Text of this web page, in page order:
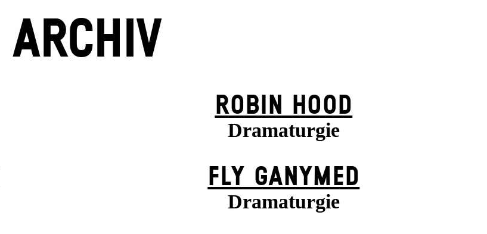
ARCHIV
ROBIN HOOD
Dramaturgie
FLY GANYMED
Dramaturgie